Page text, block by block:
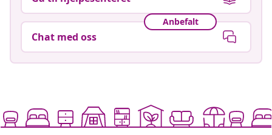
Anbefalt
Chat med oss